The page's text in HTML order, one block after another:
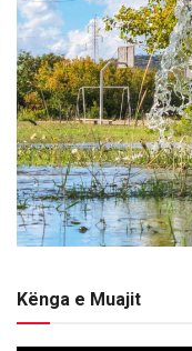
Kënga e Muajit